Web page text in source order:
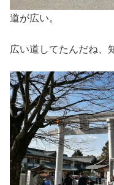
道が広い。
広い道してたんだね、